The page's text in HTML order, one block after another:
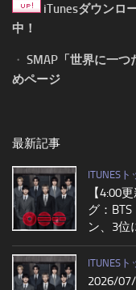
iTunesダウンロ
中！
・ SMAP「世界に一つ
めページ
最新記事
ITUNES
【4:00
グ：
ン、3位
ITUNES
2026/